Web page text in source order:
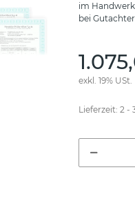
im Handwerk
bei
exkl. 19% USt.
Lieferzeit: 2 -